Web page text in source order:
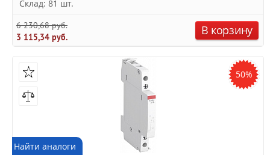
Склад: 81 шт.
6 230,68 руб.
3 115,34 руб.
В корзину
50%
Найти аналоги